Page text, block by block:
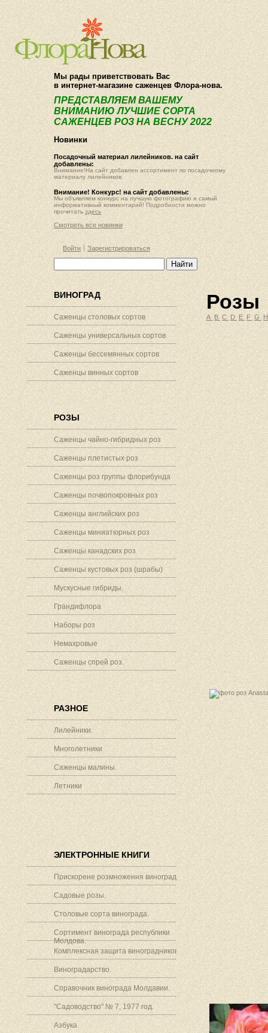
О компании Как купить
Мы рады приветствовать Вас
в интернет-магазине саженцев Флора-нова.
ПРЕДСТАВЛЯЕМ ВАШЕМУ
ВНИМАНИЮ ЛУЧШИЕ СОРТА
САЖЕНЦЕВ РОЗ НА ВЕСНУ 2022
Новинки
Посадочный материал лилейников. на сайт
добавлены:
Внимание!На сайт добавлен ассортимент по посадочному
материалу лилейников.
Внимание! Конкурс! на сайт добавлены:
Мы объявляем конкурс на лучшую фотографию и самый
информативный комментарий! Подробности можно
прочитать здесь
Смотреть все новинки
Войти Зарегистрироваться
ВИНОГРАД
Саженцы столовых сортов
Саженцы универсальных сортов
Саженцы бессемянных сортов
Саженцы винных сортов
РОЗЫ
Саженцы чайно-гибридных роз
Саженцы плетистых роз
Саженцы роз группы флорибунда
Саженцы почвопокровных роз
Саженцы английских роз
Саженцы миниатюрных роз
Саженцы канадских роз
Саженцы кустовых роз (шрабы)
Мускусные гибриды.
Грандифлора
Наборы роз
Немахровые
Саженцы спрей роз.
РАЗНОЕ
Лилейники.
Многолетники
Саженцы малины.
Летники
ЭЛЕКТРОННЫЕ КНИГИ
Прискорене розмноження винограду.
Садовые розы.
Столовые сорта винограда.
Сортимент винограда республики
Молдова.
Комплексная защита виноградников.
Виноградарство.
Справочник винограда Молдавии.
"Садоводство" № 7, 1977 год.
Азбука
Розы
A B C D E F G